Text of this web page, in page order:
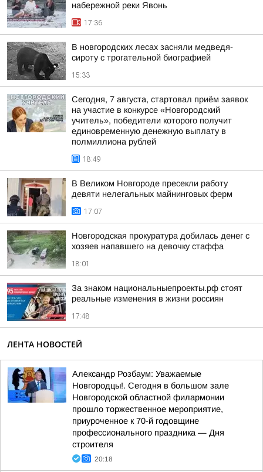
набережной реки Явонь
17:36
В новгородских лесах засняли медведя-
сироту с трогательной биографией
15:33
Сегодня, 7 августа, стартовал приём заявок
на участие в конкурсе «Новгородский
учитель», победители которого получит
единовременную денежную выплату в
полмиллиона рублей
18:49
В Великом Новгороде пресекли работу
девяти нелегальных майнинговых ферм
17:07
Новгородская прокуратура добилась денег с
хозяев напавшего на девочку стаффа
18:01
За знаком национальныепроекты.рф стоят
реальные изменения в жизни россиян
17:48
ЛЕНТА НОВОСТЕЙ
Александр Розбаум: Уважаемые
Новгородцы!. Сегодня в большом зале
Новгородской областной филармонии
прошло торжественное мероприятие,
приуроченное к 70-й годовщине
профессионального праздника — Дня
строителя
20:18